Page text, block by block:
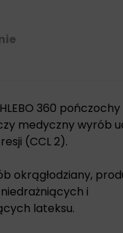
360
medyczny wyrób
(CCL 2).
okrągłodziany,
i
lateksu.